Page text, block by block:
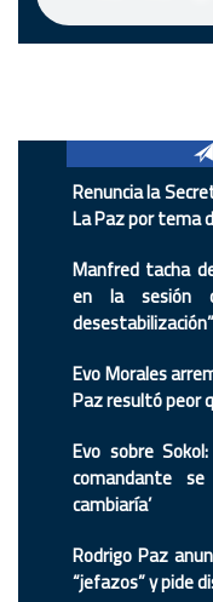
Renuncia la
La Paz por tema
Manfred tacha
en la sesión
desestabilización”
Evo Morales
Paz resultó peor
Evo sobre
comandante
cambiaría’
Rodrigo Paz
“jefazos” y pide